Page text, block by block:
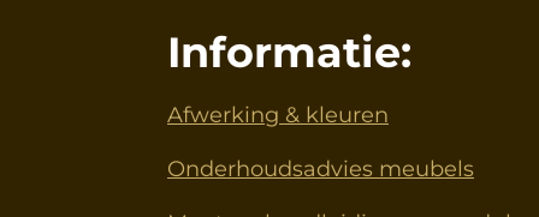
Informatie:
Afwerking & kleuren
Onderhoudsadvies meubels